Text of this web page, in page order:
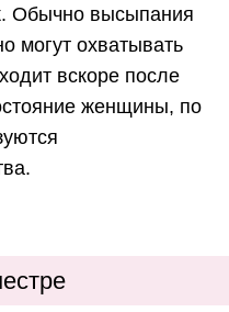
Обычно высыпания
могут охватывать
вскоре после
женщины, по